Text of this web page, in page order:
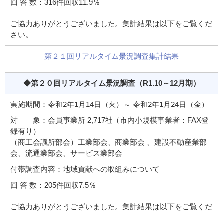
回 答 数：316件回収11.9％
ご協力ありがとうございました。集計結果は以下をご覧くだ
さい。
第２１回リアルタイム景況調査集計結果
◆第２０回リアルタイム景況調査（R1.10～12月期）
実施期間：令和2年1月14日（火）～ 令和2年1月24日（金）
対 象：会員事業所 2,717社（市内小規模事業者：FAX登
録有り）
（商工会議所部会）工業部会、商業部会 、建設不動産業部
会、流通業部会、サービス業部会
付帯調査内容：地域貢献への取組みについて
回 答 数：205件回収7.5％
ご協力ありがとうございました。集計結果は以下をご覧くだ